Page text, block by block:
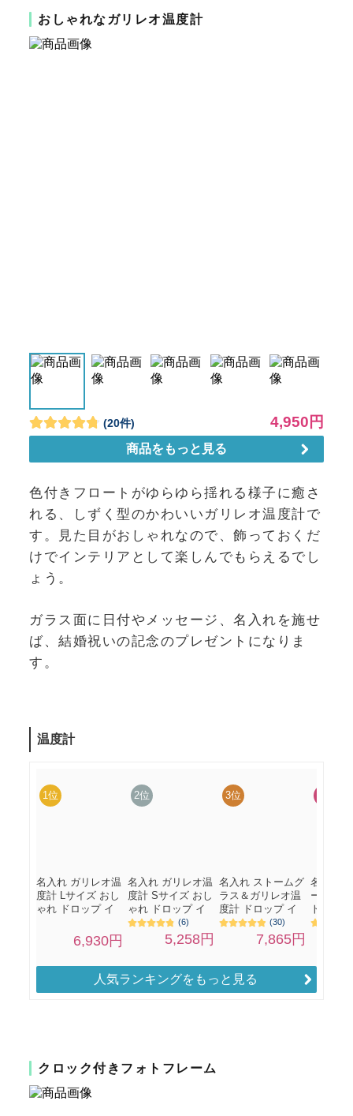
おしゃれなガリレオ温度計
色付きフロートがゆらゆら揺れる様子に癒さ
れる、しずく型のかわいいガリレオ温度計で
す。見た目がおしゃれなので、飾っておくだ
けでインテリアとして楽しんでもらえるでし
ょう。
ガラス面に日付やメッセージ、名入れを施せ
ば、結婚祝いの記念のプレゼントになりま
す。
人気ランキングをもっと見る
クロック付きフォトフレーム